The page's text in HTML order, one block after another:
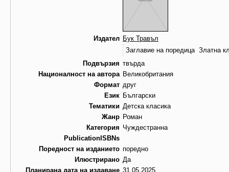
Издател Бук Травъл
Заглавие на поредица Златна
Подвързия твърда
Националност на автора Великобритания
Формат друг
Език Български
Тематики Детска класика
Жанр Роман
Категория Чуждестранна
PublicationISBNs
Поредност на изданието поредно
Илюстрирано Да
Планирана дата на издаване 31.05.2025